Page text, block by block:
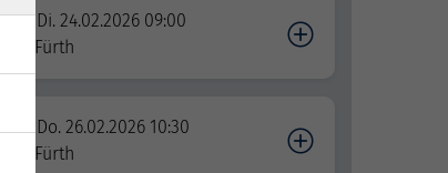
Di. 24.02.2026 09:00
Fürth
Do. 26.02.2026 10:30
Fürth